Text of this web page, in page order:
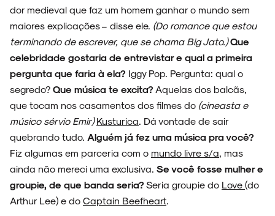
dor medieval que faz um homem ganhar o mundo sem
maiores explicações – disse ele. (Do romance que estou
terminando de escrever, que se chama Big Jato.) Que
celebridade gostaria de entrevistar e qual a primeira
pergunta que faria à ela? Iggy Pop. Pergunta: qual o
segredo? Que música te excita? Aquelas dos balcãs,
que tocam nos casamentos dos filmes do (cineasta e
músico sérvio Emir) Kusturica . Dá vontade de sair
quebrando tudo. Alguém já fez uma música pra você?
Fiz algumas em parceria com o mundo livre s/a , mas
ainda não mereci uma exclusiva. Se você fosse mulher e
groupie, de que banda seria? Seria groupie do Love (do
Arthur Lee) e do Captain Beefheart